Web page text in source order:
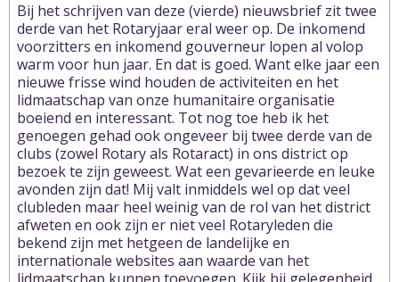
Bij het schrijven van deze (vierde) nieuwsbrief zit twee
derde van het Rotaryjaar eral weer op. De inkomend
voorzitters en inkomend gouverneur lopen al volop
warm voor hun jaar. En dat is goed. Want elke jaar een
nieuwe frisse wind houden de activiteiten en het
lidmaatschap van onze humanitaire organisatie
boeiend en interessant. Tot nog toe heb ik het
genoegen gehad ook ongeveer bij twee derde van de
clubs (zowel Rotary als Rotaract) in ons district op
bezoek te zijn geweest. Wat een gevarieerde en leuke
avonden zijn dat! Mij valt inmiddels wel op dat veel
clubleden maar heel weinig van de rol van het district
afweten en ook zijn er niet veel Rotaryleden die
bekend zijn met hetgeen de landelijke en
internationale websites aan waarde van het